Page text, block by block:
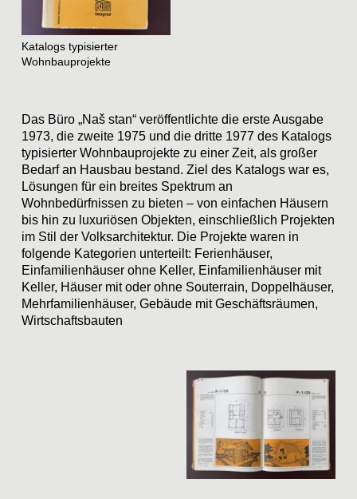
Katalogs typisierter
Wohnbauprojekte
Das Büro „Naš stan“ veröffentlichte die erste Ausgabe
1973, die zweite 1975 und die dritte 1977 des Katalogs
typisierter Wohnbauprojekte zu einer Zeit, als großer
Bedarf an Hausbau bestand. Ziel des Katalogs war es,
Lösungen für ein breites Spektrum an
Wohnbedürfnissen zu bieten – von einfachen Häusern
bis hin zu luxuriösen Objekten, einschließlich Projekten
im Stil der Volksarchitektur. Die Projekte waren in
folgende Kategorien unterteilt: Ferienhäuser,
Einfamilienhäuser ohne Keller, Einfamilienhäuser mit
Keller, Häuser mit oder ohne Souterrain, Doppelhäuser,
Mehrfamilienhäuser, Gebäude mit Geschäftsräumen,
Wirtschaftsbauten